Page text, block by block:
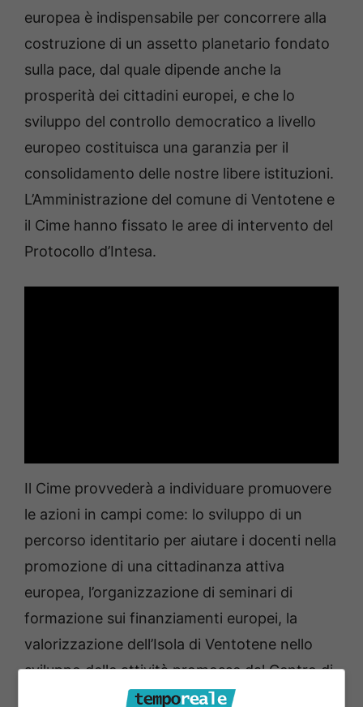
europea è indispensabile per concorrere alla
costruzione di un assetto planetario fondato
sulla pace, dal quale dipende anche la
prosperità dei cittadini europei, e che lo
sviluppo del controllo democratico a livello
europeo costituisca una garanzia per il
consolidamento delle nostre libere istituzioni.
L’Amministrazione del comune di Ventotene e
il Cime hanno fissato le aree di intervento del
Protocollo d’Intesa.
Il Cime provvederà a individuare promuovere
le azioni in campi come: lo sviluppo di un
percorso identitario per aiutare i docenti nella
promozione di una cittadinanza attiva
europea, l’organizzazione di seminari di
formazione sui finanziamenti europei, la
valorizzazione dell’Isola di Ventotene nello
sviluppo delle attività promosse dal Centro di
Informazione sull’Europa costituito dal CNEL,